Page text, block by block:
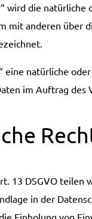
wird die natürliche
mit anderen über
eine natürliche
im Auftrag des
13 DSGVO
in der
Einholung von